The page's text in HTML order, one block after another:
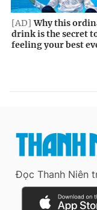
Đọc Thanh Niên